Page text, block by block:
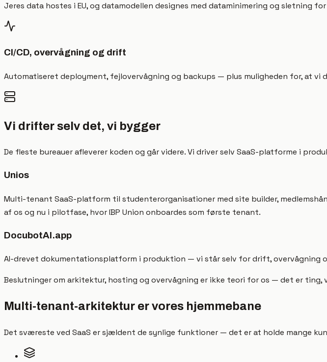
Jeres data hostes i EU, og datamodellen designes med dataminimering og sletning
CI/CD, overvågning og drift
Automatiseret deployment, fejlovervågning og backups — plus muligheden for, at
Vi drifter selv det, vi bygger
De fleste bureauer afleverer koden og går videre. Vi driver selv SaaS-platforme i
Unios
Multi-tenant SaaS-platform til studenterorganisationer med site builder,
af os og nu i pilotfase, hvor IBP Union onboardes som første tenant.
DocubotAI.app
AI-drevet dokumentationsplatform i produktion — vi står selv for drift, overvågning
Beslutninger om arkitektur, hosting og overvågning er ikke teori for os — det er ting,
Multi-tenant-arkitektur er vores hjemmebane
Det sværeste ved SaaS er sjældent de synlige funktioner — det er at holde mange